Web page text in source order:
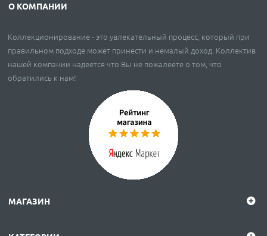
О КОМПАНИИ
Коллекционирование - это увлекательный процесс, который при
правильном подходе может принести и немалый доход. Коллектив
нашей компании надеется что Вы не пожалеете о том, что
обратились к нам!
МАГАЗИН